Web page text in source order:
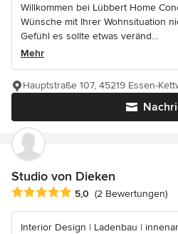
Willkommen bei Lübbert Home
Wünsche mit Ihrer Wohnsituation
Gefühl es sollte etwas veränd...
Mehr
Hauptstraße 107, 45219 Essen-
Studio von Dieken
Durchschnittliche Bewertung: 5
5,0 (2 Bewertungen)
Interior Design | Ladenbau |